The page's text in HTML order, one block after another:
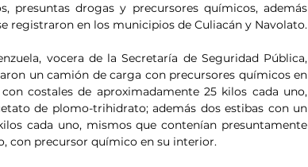
presuntas drogas y precursores químicos, además
registraron en los municipios de Culiacán y Navolato.
vocera de la Secretaría de Seguridad Pública,
un camión de carga con precursores químicos en
costales de aproximadamente 25 kilos cada uno,
de plomo-trihidrato; además dos estibas con un
cada uno, mismos que contenían presuntamente
con precursor químico en su interior.